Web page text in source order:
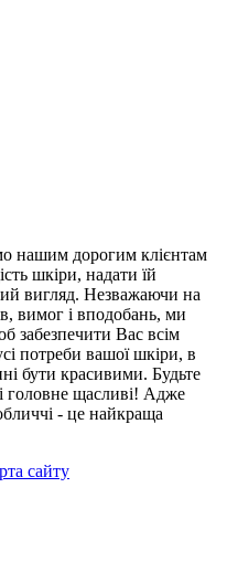
нашим дорогим клієнтам
шкіри, надати їй
вигляд. Незважаючи на
вимог і вподобань, ми
забезпечити Вас всім
потреби вашої шкіри, в
бути красивими. Будьте
головне щасливі! Адже
- це найкраща
сайту